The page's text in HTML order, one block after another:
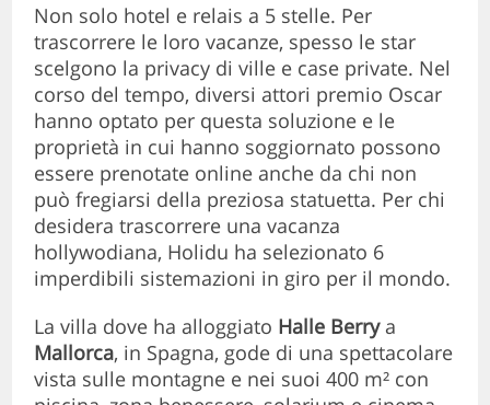
Non solo hotel e relais a 5 stelle. Per
trascorrere le loro vacanze, spesso le star
scelgono la privacy di ville e case private. Nel
corso del tempo, diversi attori premio Oscar
hanno optato per questa soluzione e le
proprietà in cui hanno soggiornato possono
essere prenotate online anche da chi non
può fregiarsi della preziosa statuetta. Per chi
desidera trascorrere una vacanza
hollywodiana, Holidu ha selezionato 6
imperdibili sistemazioni in giro per il mondo.
La villa dove ha alloggiato Halle Berrya
Mallorca, in Spagna, gode di una spettacolare
vista sulle montagne e nei suoi 400 m² con